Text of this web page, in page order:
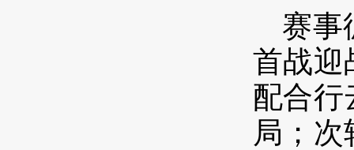
赛事
首战迎
配合行
局；